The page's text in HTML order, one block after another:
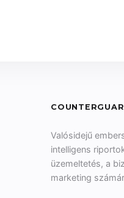
Valósidejű
intelligens
üzemeltetés, a
marketing